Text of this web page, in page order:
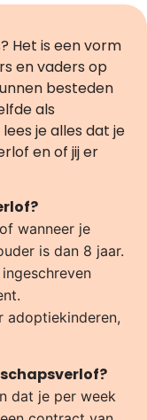
Het is een vorm
en vaders op
besteden
als
je alles dat je
en of jij er
wanneer je
is dan 8 jaar.
adoptiekinderen,
dat je per week